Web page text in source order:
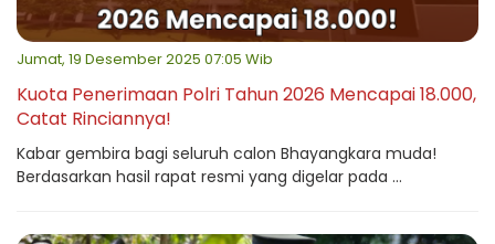
Jumat, 19 Desember 2025 07:05 Wib
Kuota Penerimaan Polri Tahun 2026 Mencapai 18.000,
Catat Rinciannya!
Kabar gembira bagi seluruh calon Bhayangkara muda!
Berdasarkan hasil rapat resmi yang digelar pada ...